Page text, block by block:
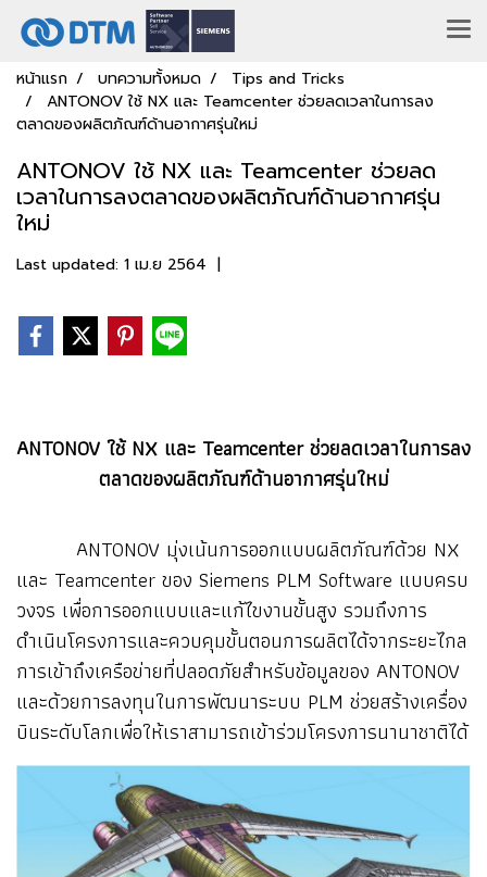
หน้าแรก บทความทั้งหมด
Tips and Tricks
ANTONOV ใช้ NX และ Teamcenter ช่วยลดเวลาในการลง
ตลาดของผลิตภัณฑ์ด้านอากาศรุ่นใหม่
ANTONOV ใช้ NX และ Teamcenter ช่วยลด
เวลาในการลงตลาดของผลิตภัณฑ์ด้านอากาศรุ่น
ใหม่
Last updated: 1 เม.ย 2564 |
ANTONOV ใช้ NX และ Teamcenter ช่วยลดเวลาในการลง
ตลาดของผลิตภัณฑ์ด้านอากาศรุ่นใหม่
ANTONOV มุ่งเน้นการออกแบบผลิตภัณฑ์ด้วย NX
และ Teamcenter ของ Siemens PLM Software แบบครบ
วงจร เพื่อการออกแบบและแก้ไขงานขั้นสูง รวมถึงการ
ดำเนินโครงการและควบคุมขั้นตอนการผลิตได้จากระยะไกล
การเข้าถึงเครือข่ายที่ปลอดภัยสำหรับข้อมูลของ ANTONOV
และด้วยการลงทุนในการพัฒนาระบบ PLM ช่วยสร้างเครื่อง
บินระดับโลกเพื่อให้เราสามารถเข้าร่วมโครงการนานาชาติได้